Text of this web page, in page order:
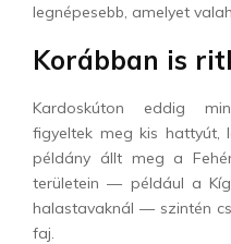
legnépesebb, amelyet
Korábban is
Kardoskúton eddig
figyeltek meg kis hattyút,
példány állt meg a
területein — például a
halastavaknál — szintén
faj.